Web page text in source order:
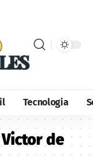
Tecnologia
de